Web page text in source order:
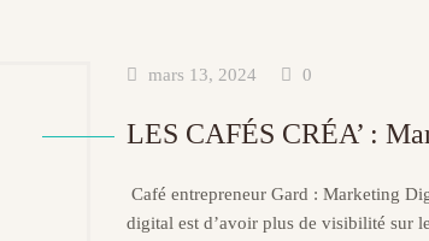
mars 13, 2024 0
LES CAFÉS CRÉA’ :
Café entrepreneur Gard : Marketing
digital est d’avoir plus de visibilité sur